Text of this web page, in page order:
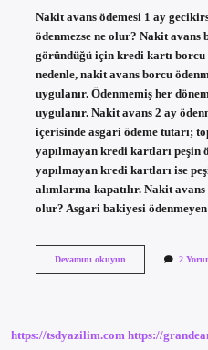
Nakit avans ödemesi 1 ay
ödenmezse ne olur? Nakit avans
göründüğü için kredi kartı
nedenle, nakit avans borcu
uygulanır. Ödenmemiş her
uygulanır. Nakit avans 2 ay
içerisinde asgari ödeme tutarı;
yapılmayan kredi kartları peşin
yapılmayan kredi kartları ise
alımlarına kapatılır. Nakit
olur? Asgari bakiyesi
Devamını okuyunNakit
2
https://tsdyazilim.com https://